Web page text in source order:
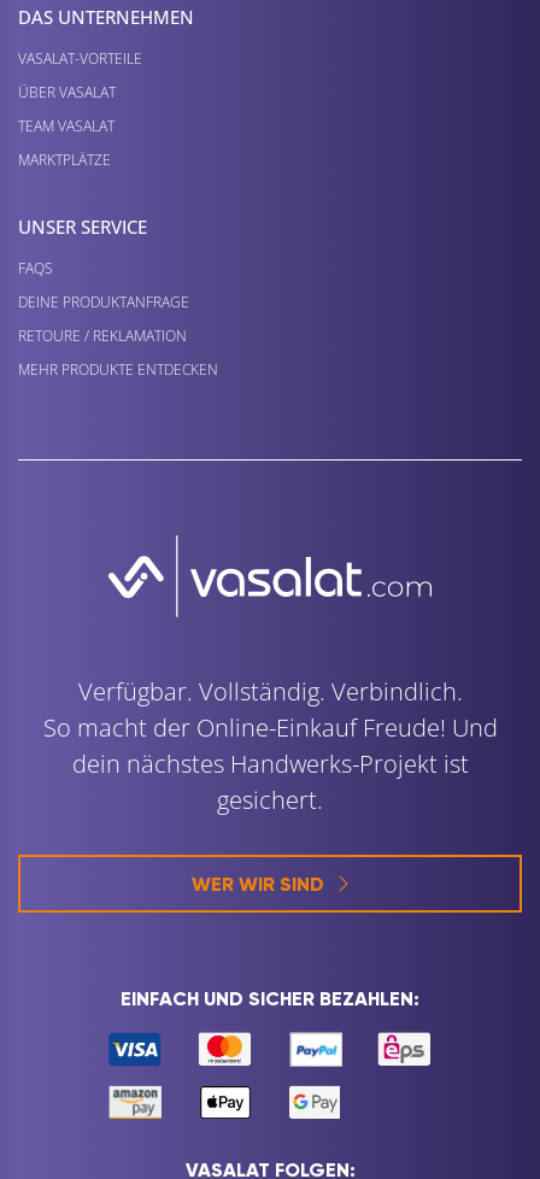
DAS UNTERNEHMEN
VASALAT-VORTEILE
ÜBER VASALAT
TEAM VASALAT
MARKTPLÄTZE
UNSER SERVICE
FAQS
DEINE PRODUKTANFRAGE
RETOURE / REKLAMATION
MEHR PRODUKTE ENTDECKEN
Verfügbar. Vollständig. Verbindlich.
So macht der Online-Einkauf Freude! Und
dein nächstes Handwerks-Projekt ist
gesichert.
WER WIR SIND
EINFACH UND SICHER BEZAHLEN:
VASALAT FOLGEN: